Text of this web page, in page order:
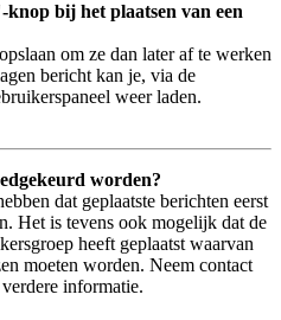
bij het plaatsen van een
om ze dan later af te werken
bericht kan je, via de
weer laden.
worden?
dat geplaatste berichten eerst
Het is tevens ook mogelijk dat de
heeft geplaatst waarvan
moeten worden. Neem contact
informatie.